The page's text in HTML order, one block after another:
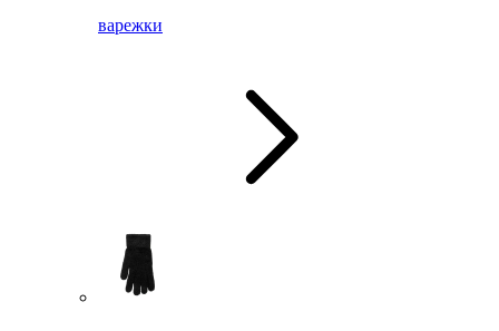
варежки